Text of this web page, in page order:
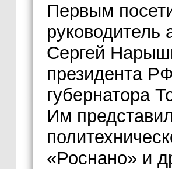
Первым
Сергей
президента
губернатора
Им
«Роснано» и